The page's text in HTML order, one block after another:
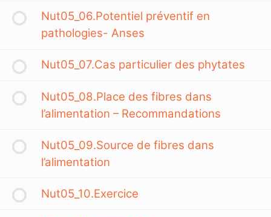
Nut05_06.Potentiel préventif en
pathologies- Anses
Nut05_07.Cas particulier des phytates
Nut05_08.Place des fibres dans
l’alimentation – Recommandations
Nut05_09.Source de fibres dans
l’alimentation
Nut05_10.Exercice